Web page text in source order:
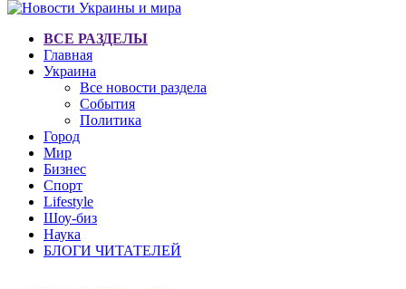
ВСЕ РАЗДЕЛЫ
Главная
Украина
Все новости раздела
События
Политика
Город
Мир
Бизнес
Спорт
Lifestyle
Шоу-биз
Наука
БЛОГИ ЧИТАТЕЛЕЙ